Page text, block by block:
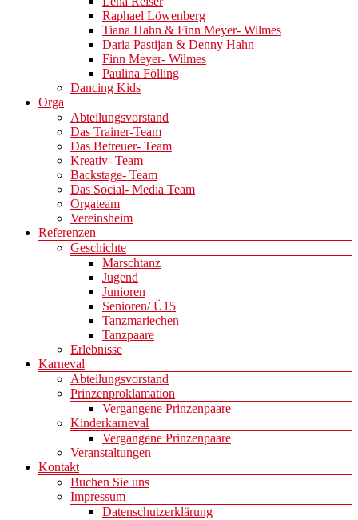
Raphael Löwenberg
Tiana Hahn & Finn Meyer- Wilmes
Daria Pastijan & Denny Hahn
Finn Meyer- Wilmes
Paulina Fölling
Dancing Kids
Orga
Abteilungsvorstand
Das Trainer-Team
Das Betreuer- Team
Kreativ- Team
Backstage- Team
Das Social- Media Team
Orgateam
Vereinsheim
Referenzen
Geschichte
Marschtanz
Jugend
Junioren
Senioren/ Ü15
Tanzmariechen
Tanzpaare
Erlebnisse
Karneval
Abteilungsvorstand
Prinzenproklamation
Vergangene Prinzenpaare
Kinderkarneval
Vergangene Prinzenpaare
Veranstaltungen
Kontakt
Buchen Sie uns
Impressum
Datenschutzerklärung